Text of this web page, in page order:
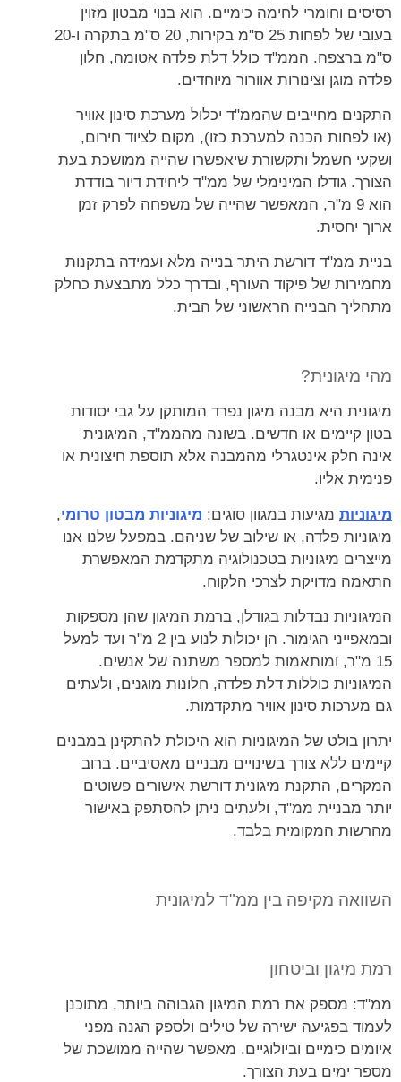
רסיסים וחומרי לחימה כימיים. הוא בנוי מבטון מזוין
בעובי של לפחות 25 ס"מ בקירות, 20 ס"מ בתקרה ו-20
ס"מ ברצפה. הממ"ד כולל דלת פלדה אטומה, חלון
פלדה מוגן וצינורות אוורור מיוחדים.
התקנים מחייבים שהממ"ד יכלול מערכת סינון אוויר
(או לפחות הכנה למערכת כזו), מקום לציוד חירום,
ושקעי חשמל ותקשורת שיאפשרו שהייה ממושכת בעת
הצורך. גודלו המינימלי של ממ"ד ליחידת דיור בודדת
הוא 9 מ"ר, המאפשר שהייה של משפחה לפרק זמן
ארוך יחסית.
בניית ממ"ד דורשת היתר בנייה מלא ועמידה בתקנות
מחמירות של פיקוד העורף, ובדרך כלל מתבצעת כחלק
מתהליך הבנייה הראשוני של הבית.
מהי מיגונית?
מיגונית היא מבנה מיגון נפרד המותקן על גבי יסודות
בטון קיימים או חדשים. בשונה מהממ"ד, המיגונית
אינה חלק אינטגרלי מהמבנה אלא תוספת חיצונית או
פנימית אליו.
מיגוניות מגיעות במגוון סוגים: מיגוניות מבטון טרומי,
מיגוניות פלדה, או שילוב של שניהם. במפעל שלנו אנו
מייצרים מיגוניות בטכנולוגיה מתקדמת המאפשרת
התאמה מדויקת לצרכי הלקוח.
המיגוניות נבדלות בגודלן, ברמת המיגון שהן מספקות
ובמאפייני הגימור. הן יכולות לנוע בין 2 מ"ר ועד למעל
15 מ"ר, ומותאמות למספר משתנה של אנשים.
המיגוניות כוללות דלת פלדה, חלונות מוגנים, ולעתים
גם מערכות סינון אוויר מתקדמות.
יתרון בולט של המיגוניות הוא היכולת להתקינן במבנים
קיימים ללא צורך בשינויים מבניים מאסיביים. ברוב
המקרים, התקנת מיגונית דורשת אישורים פשוטים
יותר מבניית ממ"ד, ולעתים ניתן להסתפק באישור
מהרשות המקומית בלבד.
השוואה מקיפה בין ממ"ד למיגונית
רמת מיגון וביטחון
ממ"ד: מספק את רמת המיגון הגבוהה ביותר, מתוכנן
לעמוד בפגיעה ישירה של טילים ולספק הגנה מפני
איומים כימיים וביולוגיים. מאפשר שהייה ממושכת של
מספר ימים בעת הצורך.